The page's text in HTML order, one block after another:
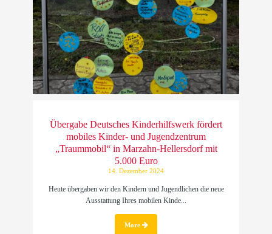
Übergabe Deutsches Kinderhilfswerk fördert
mobiles Kinder- und Jugendzentrum
„Traummobil“ in Marzahn-Hellersdorf mit
5.000 Euro
14. Dezember 2024
Heute übergaben wir den Kindern und Jugendlichen die neue
Ausstattung Ihres mobilen Kinde...
More